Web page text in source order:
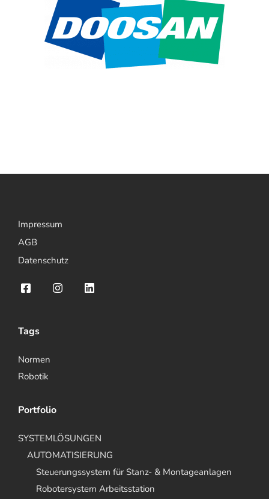
Impressum
AGB
Datenschutz
Tags
Normen
Robotik
Portfolio
SYSTEMLÖSUNGEN
AUTOMATISIERUNG
Steuerungssystem für Stanz- & Montageanlagen
Robotersystem Arbeitsstation